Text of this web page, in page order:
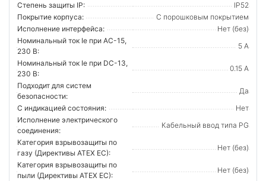
Степень защиты IP:
IP52
Покрытие корпуса:
С порошковым покрытием
Исполнение интерфейса:
Нет (без)
Номинальный ток Ie при AC-15,
230 В:
5 А
Номинальный ток Ie при DC-13,
230 В:
0.15 А
Подходит для систем
безопасности:
Да
С индикацией состояния:
Нет
Исполнение электрического
соединения:
Кабельный ввод типа PG
Категория взрывозащиты по
газу (Директивы ATEX ЕС):
Нет (без)
Категория взрывозащиты по
пыли (Директивы ATEX ЕС):
Нет (без)